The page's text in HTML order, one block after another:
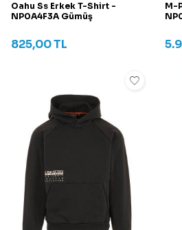
Oahu Ss Erkek T-Shirt -
NP0A4F3A Gümüş
825,00TL
M-